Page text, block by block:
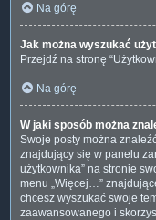
Na górę
Jak można wyszukać
Przejdź na stronę
Na górę
W jaki sposób można
Swoje posty można
znajdujący się w panelu
użytkownika” na stronie
menu „Więcej…”
chcesz wyszukać swoje
zaawansowanego i